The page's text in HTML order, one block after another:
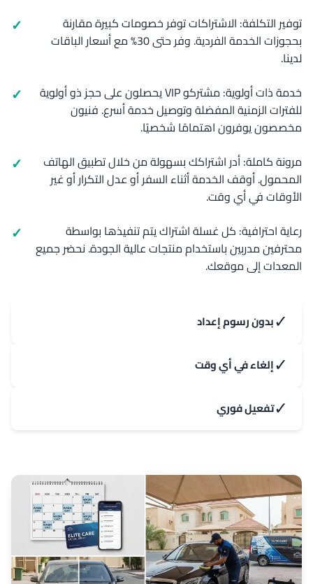
توفير التكلفة: الاشتراكات توفر خصومات كبيرة مقارنة
بحجوزات الخدمة الفردية. وفر حتى 30% مع أسعار الباقات
لدينا.
خدمة ذات أولوية: مشتركو VIP يحصلون على حجز ذو أولوية
للفترات الزمنية المفضلة وتوصيل خدمة أسرع. فنيون
مخصصون يوفرون اهتمامًا شخصيًا.
مرونة كاملة: أدر اشتراكك بسهولة من خلال تطبيق الهاتف
المحمول. أوقف الخدمة أثناء السفر أو عدل التكرار أو غير
الأوقات في أي وقت.
رعاية احترافية: كل غسلة اشتراك يتم تنفيذها بواسطة
محترفين مدربين باستخدام منتجات عالية الجودة. نحضر جميع
المعدات إلى موقعك.
✓بدون رسوم إعداد
✓إلغاء في أي وقت
✓تفعيل فوري